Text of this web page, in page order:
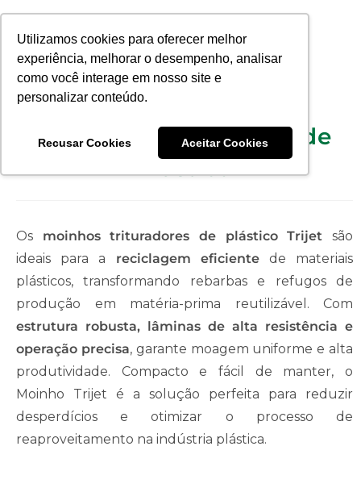
Utilizamos cookies para oferecer melhor
experiência, melhorar o desempenho, analisar
como você interage em nosso site e
personalizar conteúdo.
Recusar Cookies Aceitar Cookies
Moinhos Trituradores de
Plástico
Os moinhos trituradores de plástico Trijet são
ideais para a reciclagem eficientede materiais
plásticos, transformando rebarbas e refugos de
produção em matéria-prima reutilizável. Com
estrutura robusta, lâminas de alta resistência e
operação precisa, garante moagem uniforme e alta
produtividade. Compacto e fácil de manter, o
Moinho Trijet é a solução perfeita para reduzir
desperdícios e otimizar o processo de
reaproveitamento na indústria plástica.